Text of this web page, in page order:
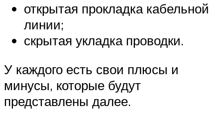
открытая прокладка кабельной
линии;
скрытая укладка проводки.
У каждого есть свои плюсы и
минусы, которые будут
представлены далее.